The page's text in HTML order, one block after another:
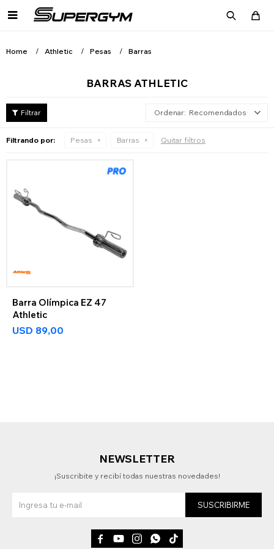

Home Athletic Pesas Barras
BARRAS ATHLETIC
Recomendados
Filtrando por: Pesas Barras Quitar filtros
Barra Olímpica EZ 47
Athletic
USD 89,00
NEWSLETTER
¡Suscribite y recibí todas nuestras novedades!
SUSCRIBIRME
    